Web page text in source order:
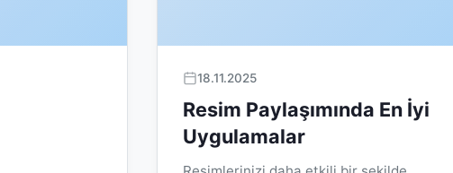
18.11.2025
Resim Paylaşımında En İyi
Uygulamalar